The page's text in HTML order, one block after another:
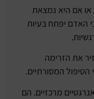
או אם היא נמצאת
האדם יפתח בעיות
את הזרימה
הטיפול המסורתיים.
מרכזיים. הם